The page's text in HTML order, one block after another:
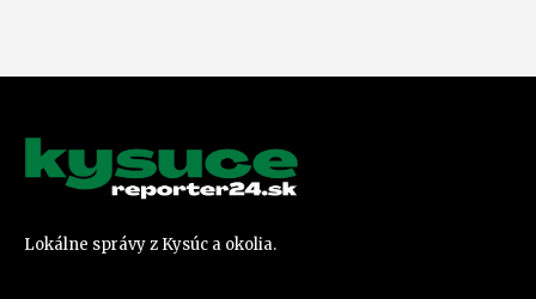
Lokálne správy z Kysúc a okolia.